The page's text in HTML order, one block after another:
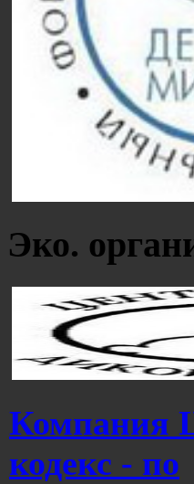
Эко.
Компания
кодекс - по